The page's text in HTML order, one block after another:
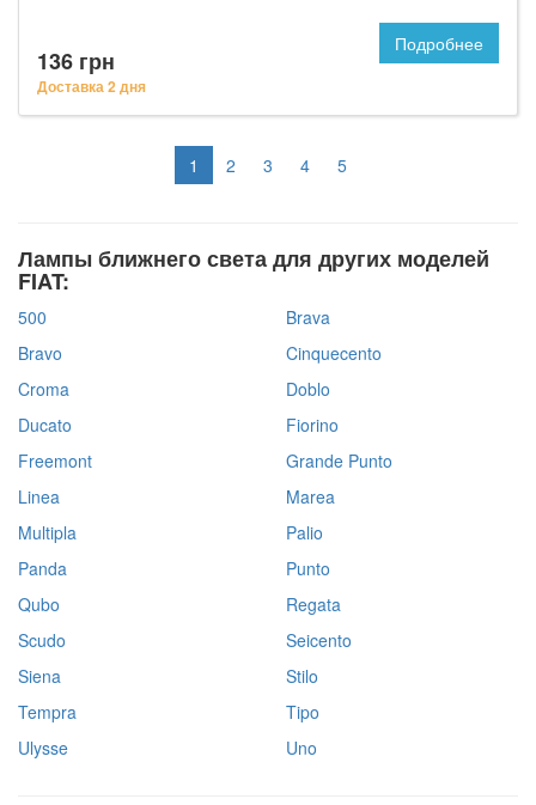
136 грн
Доставка 2 дня
Подробнее
1 2 3 4 5
Лампы ближнего света для других моделей
FIAT:
500
Brava
Bravo
Cinquecento
Croma
Doblo
Ducato
Fiorino
Freemont
Grande Punto
Linea
Marea
Multipla
Palio
Panda
Punto
Qubo
Regata
Scudo
Seicento
Siena
Stilo
Tempra
Tipo
Ulysse
Uno